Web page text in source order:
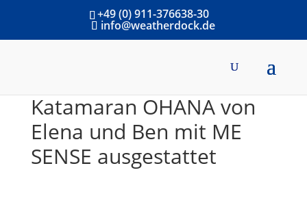
+49 (0) 911-376638-30
info@weatherdock.de
Katamaran OHANA von
Elena und Ben mit ME
SENSE ausgestattet